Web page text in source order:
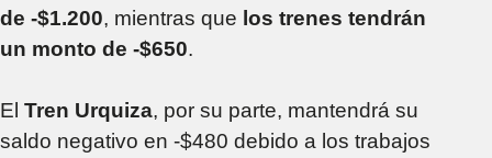
de -$1.200, mientras que los trenes tendrán
un monto de -$650.
El Tren Urquiza, por su parte, mantendrá su
saldo negativo en -$480 debido a los trabajos